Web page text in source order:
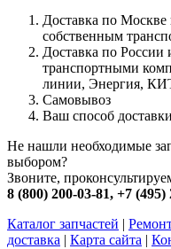
Доставка по Москве
собственным
Доставка по России
транспортными
линии, Энергия,
Самовывоз
Ваш способ
Не нашли необходимые
выбором?
Звоните,
8 (800) 200-03-81, +7 (495)
Каталог запчастей |
доставка | Карта сайта |